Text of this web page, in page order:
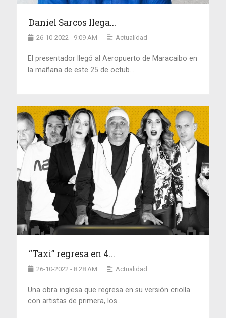
Daniel Sarcos llega...
26-10-2022 - 9:09 AM Actualidad
El presentador llegó al Aeropuerto de Maracaibo en
la mañana de este 25 de octub...
“Taxi” regresa en 4...
26-10-2022 - 8:28 AM Actualidad
Una obra inglesa que regresa en su versión criolla
con artistas de primera, los...